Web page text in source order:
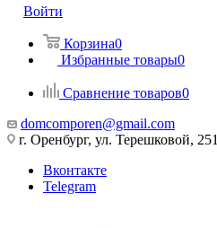
Войти
Корзина0
Избранные товары0
Сравнение товаров0
domcomporen@gmail.com
г. Оренбург, ул. Терешковой, 251
Вконтакте
Telegram